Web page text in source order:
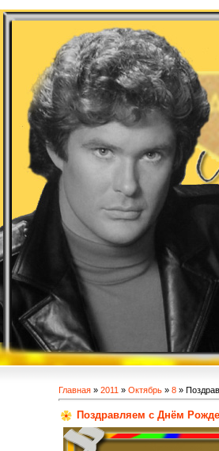
Главная » 2011 » Октябрь » 8 »
Поздравляем с Днём